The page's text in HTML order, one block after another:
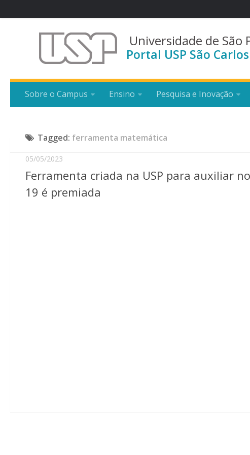
Universidade de São
Portal USP São Carlos
Sobre o Campus Ensino Pesquisa e Inovação
Tagged: ferramenta matemática
05/05/2023
Ferramenta criada na USP para auxiliar
19 é premiada